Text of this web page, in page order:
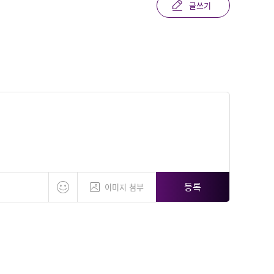
글쓰기
이미지 첨부 등록